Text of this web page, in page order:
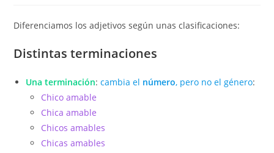
entrada:
Diferenciamos los adjetivos según unas clasificaciones:
Distintas terminaciones
Una terminación:cambia el número, pero no el género:
Chico amable
Chica amable
Chicos amables
Chicas amables